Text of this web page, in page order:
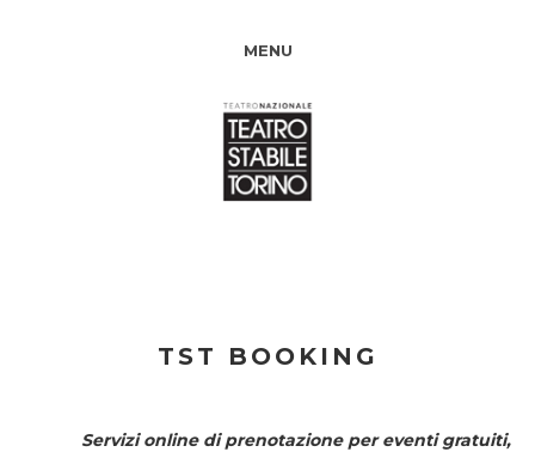
MENU
TST BOOKING
Servizi online di prenotazione per eventi gratuiti,